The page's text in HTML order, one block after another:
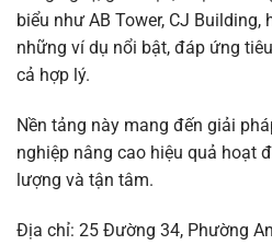
biểu như AB Tower, CJ Building,
những ví dụ nổi bật, đáp ứng
cả hợp lý.
Nền tảng này mang đến giải
nghiệp nâng cao hiệu quả hoạt
lượng và tận tâm.
Địa chỉ: 25 Đường 34, Phường